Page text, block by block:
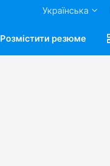
Українська
Розмістити резюме